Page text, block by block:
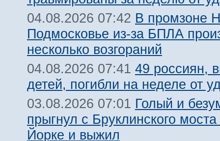
04.08.2026 07:42 В промзоне
Подмосковье из-за БПЛА
несколько возгораний
04.08.2026 07:41 49 россиян,
детей, погибли на неделе от
03.08.2026 07:01 Голый и
прыгнул с Бруклинского
Йорке и выжил